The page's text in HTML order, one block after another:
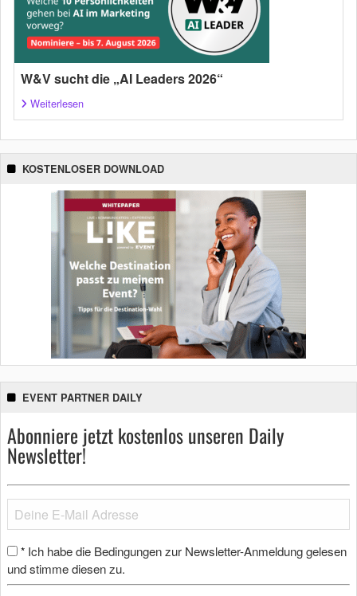
W&V sucht die „AI Leaders 2026“
Weiterlesen
KOSTENLOSER DOWNLOAD
EVENT PARTNER DAILY
Abonniere jetzt kostenlos unseren Daily
Newsletter!
* Ich habe die Bedingungen zur Newsletter-Anmeldung gelesen
und stimme diesen zu.